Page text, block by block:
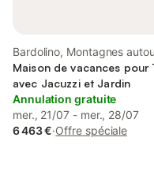
Bardolino, Montagnes
de Garde
Maison de vacances pour
avec Jacuzzi et Jardin
Annulation gratuite
mer., 21/07 - mer., 28/07
6 463 €·Offre spéciale